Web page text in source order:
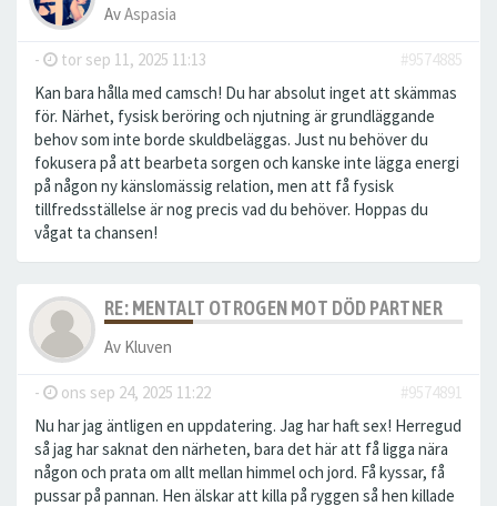
AvAspasia
- tor sep 11, 2025 11:13
#9574885
Kan bara hålla med camsch! Du har absolut inget att skämmas
för. Närhet, fysisk beröring och njutning är grundläggande
behov som inte borde skuldbeläggas. Just nu behöver du
fokusera på att bearbeta sorgen och kanske inte lägga energi
på någon ny känslomässig relation, men att få fysisk
tillfredsställelse är nog precis vad du behöver. Hoppas du
vågat ta chansen!
RE: MENTALT OTROGEN MOT DÖD PARTNER
Av Kluven
- ons sep 24, 2025 11:22
#9574891
Nu har jag äntligen en uppdatering. Jag har haft sex! Herregud
så jag har saknat den närheten, bara det här att få ligga nära
någon och prata om allt mellan himmel och jord. Få kyssar, få
pussar på pannan. Hen älskar att killa på ryggen så hen killade